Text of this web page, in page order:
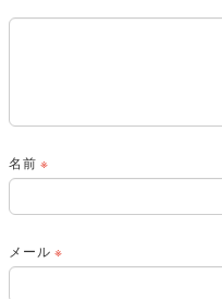
名前※
メール※